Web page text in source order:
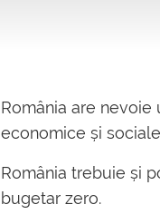
România are
economice și
România trebuie și
bugetar zero.